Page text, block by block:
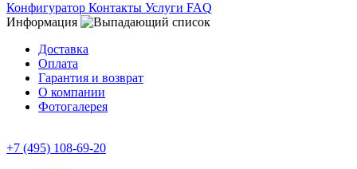
Конфигуратор Контакты Услуги FAQ
Информация
Доставка
Оплата
Гарантия и возврат
О компании
Фотогалерея
+7 (495) 108-69-20